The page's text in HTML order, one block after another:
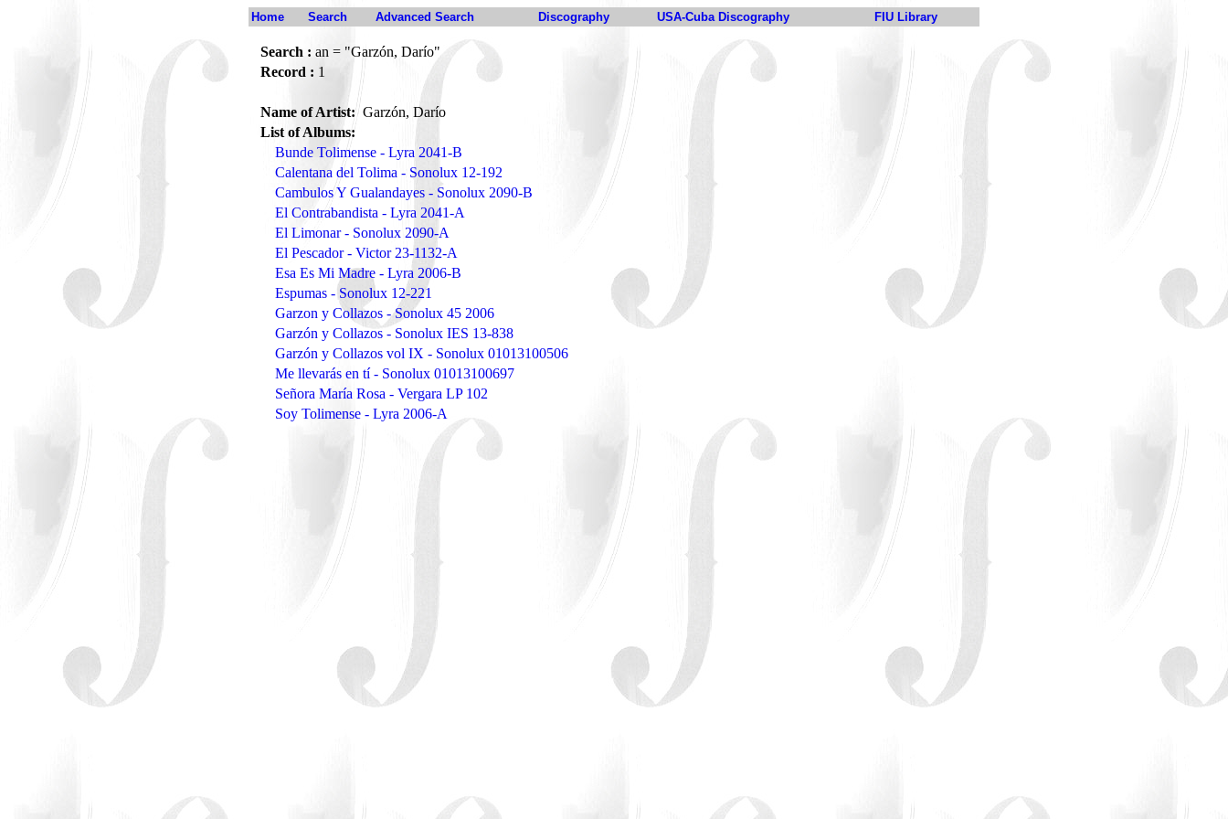
Home Search Advanced Search Discography USA-Cuba Discography FIU Library
Search : an = "Garzón, Darío"
Record : 1
Name of Artist:Garzón, Darío
List of Albums:
Bunde Tolimense - Lyra 2041-B
Calentana del Tolima - Sonolux 12-192
Cambulos Y Gualandayes - Sonolux 2090-B
El Contrabandista - Lyra 2041-A
El Limonar - Sonolux 2090-A
El Pescador - Victor 23-1132-A
Esa Es Mi Madre - Lyra 2006-B
Espumas - Sonolux 12-221
Garzon y Collazos - Sonolux 45 2006
Garzón y Collazos - Sonolux IES 13-838
Garzón y Collazos vol IX - Sonolux 01013100506
Me llevarás en tí - Sonolux 01013100697
Señora María Rosa - Vergara LP 102
Soy Tolimense - Lyra 2006-A